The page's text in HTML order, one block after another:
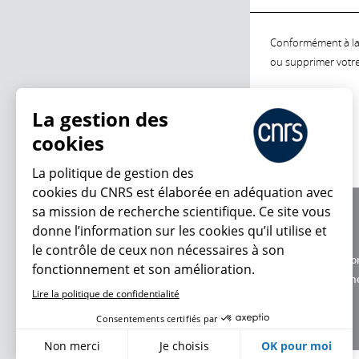
Conformément à
ou supprimer
Charte
Données
La gestion des
cookies
La politique de gestion des
cookies du CNRS est élaborée en adéquation avec
sa mission de recherche scientifique. Ce site vous
donne l’information sur les cookies qu’il utilise et
le contrôle de ceux non nécessaires à son
fonctionnement et son amélioration.
Lire la politique de confidentialité
Consentements certifiés par
Non merci Je choisis OK pour moi